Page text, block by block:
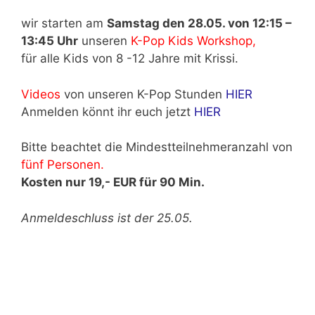
wir starten am Samstag den 28.05. von 12:15 –
13:45 Uhr unseren K-Pop Kids Workshop,
für alle Kids von 8 -12 Jahre mit Krissi.
Videos von unseren K-Pop Stunden HIER
Anmelden könnt ihr euch jetzt HIER
Bitte beachtet die Mindestteilnehmeranzahl von
fünf Personen.
Kosten nur 19,- EUR für 90 Min.
Anmeldeschluss ist der 25.05.